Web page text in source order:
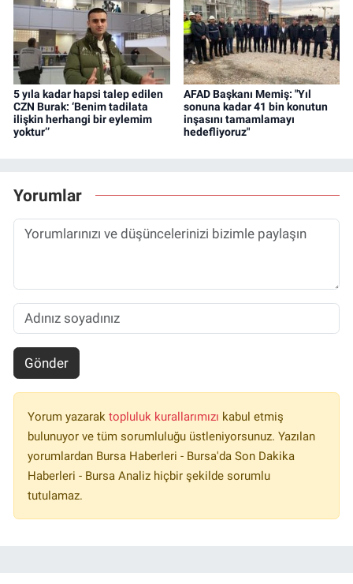
5 yıla kadar hapsi talep edilen
CZN Burak: ‘Benim tadilata
ilişkin herhangi bir eylemim
yoktur’’
AFAD Başkanı Memiş: "Yıl
sonuna kadar 41 bin konutun
inşasını tamamlamayı
hedefliyoruz"
Yorumlar
Gönder
Yorum yazarak topluluk kurallarımızı kabul etmiş
bulunuyor ve tüm sorumluluğu üstleniyorsunuz. Yazılan
yorumlardan Bursa Haberleri - Bursa'da Son Dakika
Haberleri - Bursa Analiz hiçbir şekilde sorumlu
tutulamaz.